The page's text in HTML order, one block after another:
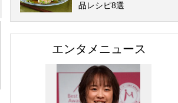
品レシピ8選
エンタメニュース